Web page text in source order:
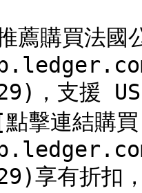
薦購買法
，支援
擊連結購
享有折扣